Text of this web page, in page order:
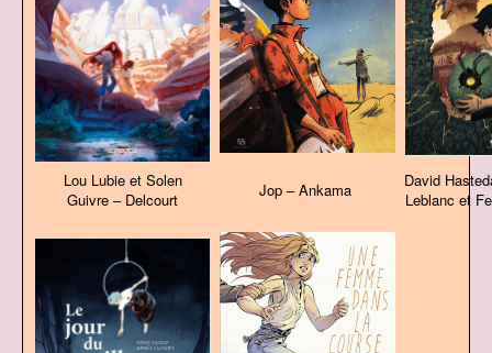
Lou Lubie et Solen
Guivre – Delcourt
Jop – Ankama
David
Leblanc et